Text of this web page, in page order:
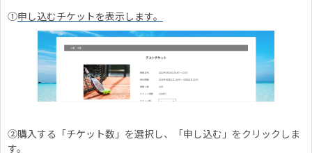
①申し込むチケットを表示します。
②購入する「チケット数」を選択し、「申し込む」をクリックしま
す。